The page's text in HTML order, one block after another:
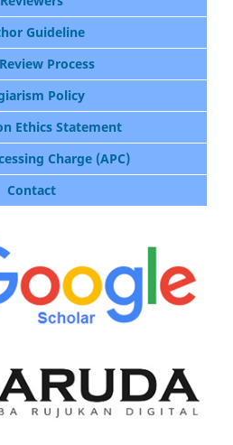
Guideline
Process
Policy
Ethics Statement
Charge (APC)
Contact